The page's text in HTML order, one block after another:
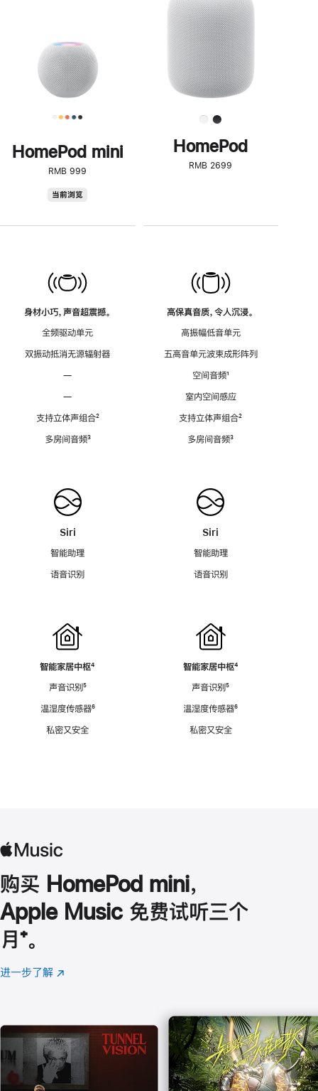
HomePod mini
RMB 999
当前浏览
身材小巧，声音超震撼。
全频驱动单元
双振动抵消无源辐射器
—
—
支持立体声组合脚
²
多房间音频脚
³
Siri
智能助理
语音识别
智能家居中枢脚
⁴
声音识别脚
⁵
温湿度传感器脚
⁶
私密又安全
了
解
HomePod<
HomePod
RMB 2699
高保真音质，令人沉浸。
高振幅低音单元
五高音单元波束成形阵列
空间音频脚
¹
室内空间感应
支持立体声组合脚
²
多房间音频脚
³
Siri
智能助理
语音识别
智能家居中枢脚
⁴
声音识别脚
⁵
温湿度传感器脚
⁶
私密又安全
购买 HomePod mini，
Apple Music 免费试听三个
月 脚
注
⁺。
进一步了解 Apple
(在
口
中
打
开)